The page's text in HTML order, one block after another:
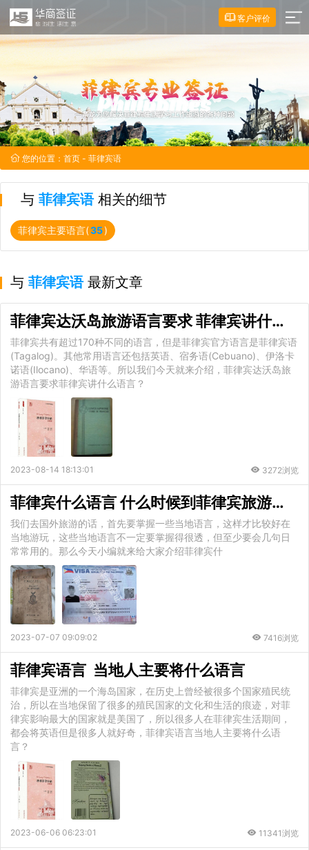
客户评价
您的位置： 首页 - 菲律宾语
与 菲律宾语相关的细节
菲律宾主要语言(35)
与 菲律宾语最新文章
菲律宾达沃岛旅游语言要求 菲律宾讲什么语言
菲律宾共有超过170种不同的语言，但是菲律宾官方语言是菲律宾语
(Tagalog)。其他常用语言还包括英语、宿务语(Cebuano)、伊洛卡
诺语(Ilocano)、华语等。所以我们今天就来介绍，菲律宾达沃岛旅
游语言要求菲律宾讲什么语言？
2023-08-14 18:13:01 3272浏览
菲律宾什么语言 什么时候到菲律宾旅游合适
我们去国外旅游的话，首先要掌握一些当地语言，这样才比较好在
当地游玩，这些当地语言不一定要掌握得很透，但至少要会几句日
常常用的。那么今天小编就来给大家介绍菲律宾什
2023-07-07 09:09:02 7416浏览
菲律宾语言 当地人主要将什么语言
菲律宾是亚洲的一个海岛国家，在历史上曾经被很多个国家殖民统
治，所以在当地保留了很多的殖民国家的文化和生活的痕迹，对菲
律宾影响最大的国家就是美国了，所以很多人在菲律宾生活期间，
都会将英语但是很多人就好奇，菲律宾语言当地人主要将什么语
言？
2023-06-06 06:23:01 11341浏览